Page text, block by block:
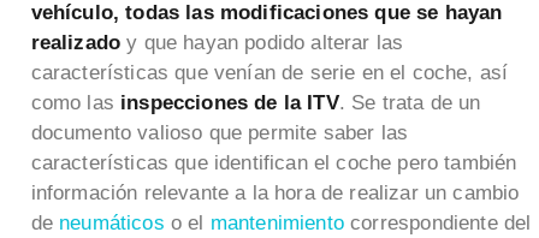
vehículo, todas las modificaciones que se hayan
realizadoy que hayan podido alterar las
características que venían de serie en el coche, así
como las inspecciones de la ITV. Se trata de un
documento valioso que permite saber las
características que identifican el coche pero también
información relevante a la hora de realizar un cambio
de neumáticos o el mantenimientocorrespondiente del